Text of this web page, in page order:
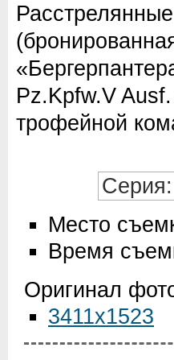
Pz.Kpfw.V
трофейной
Место
Время
Оригинал
3411x1523